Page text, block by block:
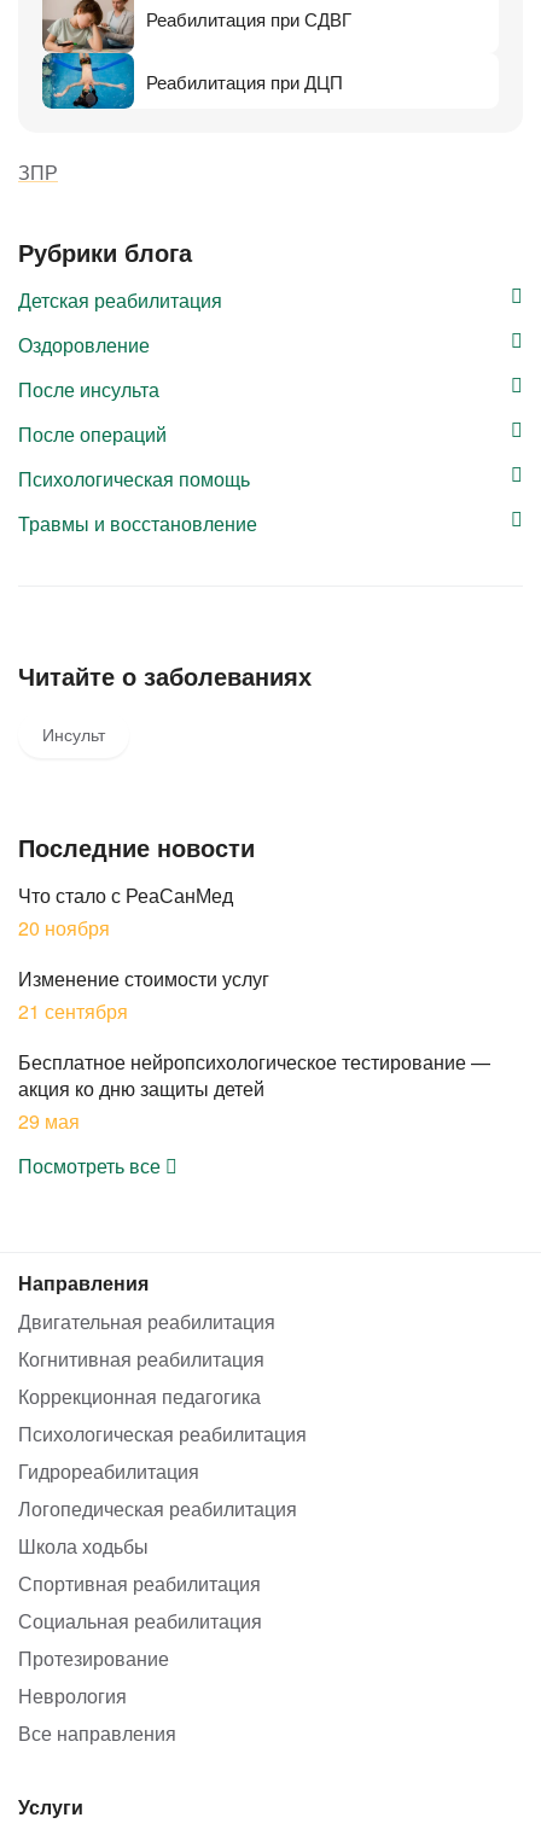
Реабилитация при СДВГ
Реабилитация при ДЦП
ЗПР
Рубрики блога
Детская реабилитация
Оздоровление
После инсульта
После операций
Психологическая помощь
Травмы и восстановление
Читайте о заболеваниях
Инсульт
Последние новости
Что стало с РеаСанМед
20 ноября
Изменение стоимости услуг
21 сентября
Бесплатное нейропсихологическое тестирование —
акция ко дню защиты детей
29 мая
Посмотреть все
Направления
Двигательная реабилитация
Когнитивная реабилитация
Коррекционная педагогика
Психологическая реабилитация
Гидрореабилитация
Логопедическая реабилитация
Школа ходьбы
Спортивная реабилитация
Социальная реабилитация
Протезирование
Неврология
Все направления
Услуги